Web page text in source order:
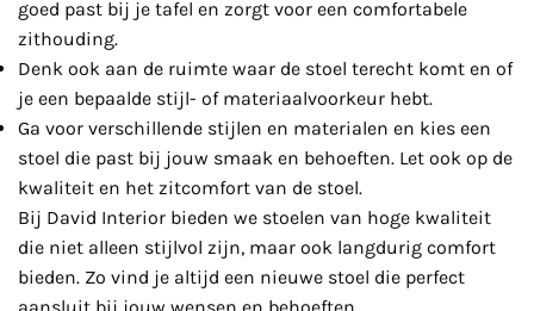
goed past bij je tafel en zorgt voor een comfortabele
zithouding.
Denk ook aan de ruimte waar de stoel terecht komt en of
je een bepaalde stijl- of materiaalvoorkeur hebt.
Ga voor verschillende stijlen en materialen en kies een
stoel die past bij jouw smaak en behoeften. Let ook op de
kwaliteit en het zitcomfort van de stoel.
Bij David Interior bieden we stoelen van hoge kwaliteit
die niet alleen stijlvol zijn, maar ook langdurig comfort
bieden. Zo vind je altijd een nieuwe stoel die perfect